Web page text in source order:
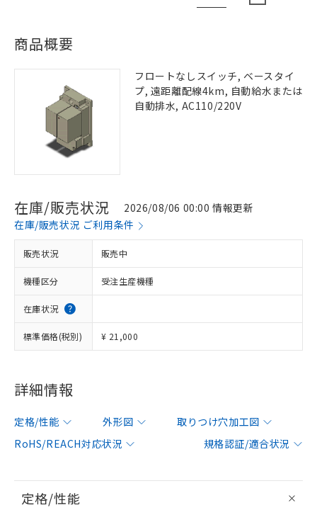
商品概要
フロートなしスイッチ, ベースタイ
プ, 遠距離配線4km, 自動給水または
自動排水, AC110/220V
在庫/販売状況
2026/08/06 00:00 情報更新
在庫/販売状況 ご利用条件
販売状況 販売中
機種区分 受注生産機種
在庫状況
標準価格(税別) ¥ 21,000
詳細情報
定格/性能 外形図
取りつけ穴加工図
RoHS/REACH対応状況
規格認証/適合状況
定格/性能